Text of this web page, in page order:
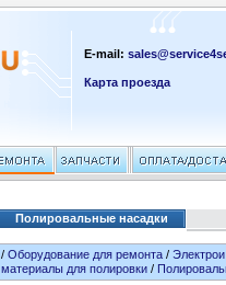
E-mail:
Карта проезда
Полировальные насадки
/Оборудование для ремонта /
материалы для полировки /